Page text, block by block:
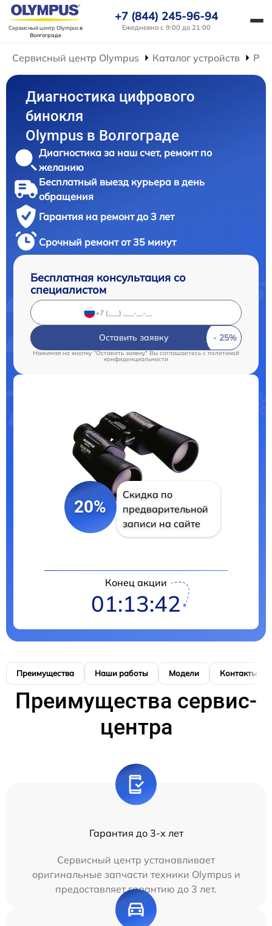
Сервисный центр Olympusв
Волгограде
+7 (844) 245-96-94
Ежедневно с 9:00 до 21:00
Сервисный центр Olympus Каталог устройств
Диагностика цифрового
бинокля
Olympus в Волгограде
Диагностика за наш счет, ремонт по
желанию
Бесплатный выезд курьера в день
обращения
Гарантия на ремонт до 3 лет
Срочный ремонт от 35 минут
Бесплатная консультация со
специалистом
Оставить заявку
Нажимая на кнопку "Оставить заявку" Вы соглашаетесь c политикой
конфиденциальности
20%
Скидка по
предварительной
записи на сайте
Конец акции
01:13:41
Преимущества Наши работы Модели Контакты
Преимущества сервис-
центра
Гарантия до 3-х лет
Сервисный центр устанавливает
оригинальные запчасти техники Olympus и
предоставляет гарантию до 3 лет.